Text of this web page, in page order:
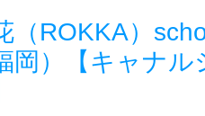
（ROKKA）
岡）【キャナ